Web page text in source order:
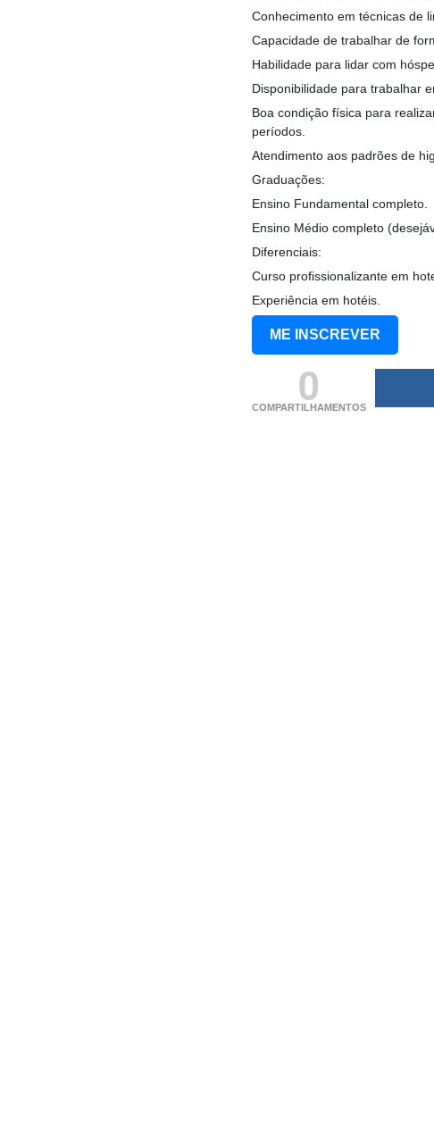
Conhecimento em técnicas de
Capacidade de trabalhar de
Habilidade para lidar com
Disponibilidade para trabalhar
Boa condição física para
períodos.
Atendimento aos padrões de
Graduações:
Ensino Fundamental completo.
Ensino Médio completo
Diferenciais:
Curso profissionalizante em
Experiência em hotéis.
ME INSCREVER
0
COMPARTILHAMENTOS